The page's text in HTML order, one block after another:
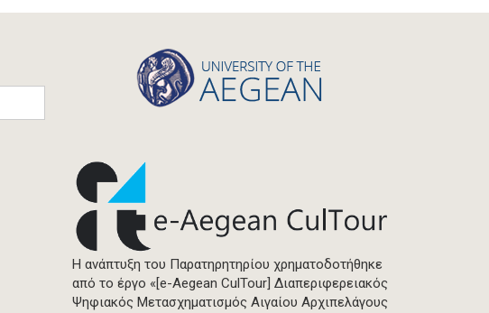
Η ανάπτυξη του Παρατηρητηρίου χρηματοδοτήθηκε
από το έργο «[e-Aegean CulTour] Διαπεριφερειακός
Ψηφιακός Μετασχηματισμός Αιγαίου Αρχιπελάγους